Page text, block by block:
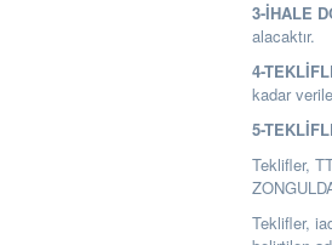
3-İHALE
alacaktır.
4-
kadar
5-
Teklifler,
Teklifler,